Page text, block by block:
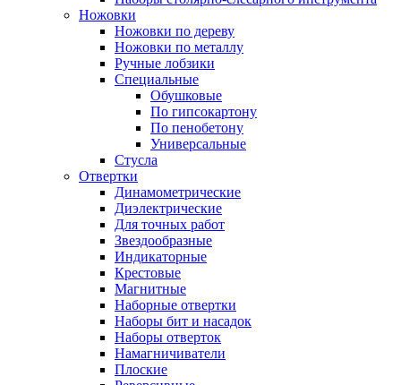
Ножовки
Ножовки по дереву
Ножовки по металлу
Ручные лобзики
Специальные
Обушковые
По гипсокартону
По пенобетону
Универсальные
Стусла
Отвертки
Динамометрические
Диэлектрические
Для точных работ
Звездообразные
Индикаторные
Крестовые
Магнитные
Наборные отвертки
Наборы бит и насадок
Наборы отверток
Намагничиватели
Плоские